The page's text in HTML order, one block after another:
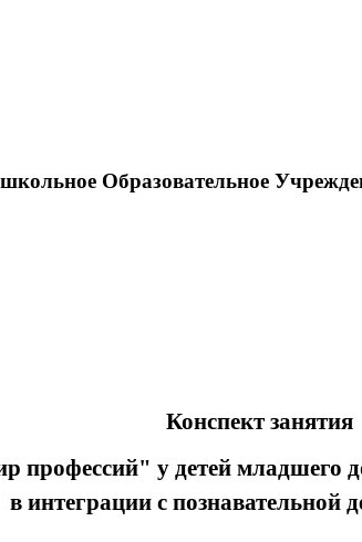
Образовательное
Конспект занятия
у детей младшего
в интеграции с познавательной